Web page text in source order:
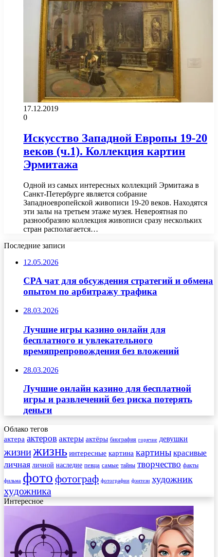
17.12.2019
0
Искусство Западной Европы 19-20
веков (ч.1). Коллекция картин
Эрмитажа
Одной из самых интересных коллекций Эрмитажа в
Санкт-Петербурге является собрание
Западноевропейской живописи 19-20 веков. Находятся
эти залы на третьем этаже музея. Невероятная по
разнообразию коллекция живописи сразу нескольких
стран располагается…
Последние записи
12.05.2026
CPA чат для обсуждения стратегий и обмена
опытом по арбитражу трафика
28.03.2026
Лучшие игры казино онлайн для
бесплатного и увлекательного
времяпрепровождения без вложений
28.03.2026
Лучшие онлайн казино для бесплатной
игры и развлечений без риска потерять
деньги
Облако тегов
актера актеров актеры актёры биография горячие девушки
жизнижизнь интересные картина картины красивые
личная личной наследие певца самые тайны творчество факты
фильма фото фотограф фотографии фэнтези художник
художника
Интересное